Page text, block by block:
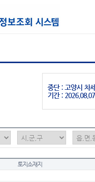
중단 : 고양시 차
기간 :
토지소재지